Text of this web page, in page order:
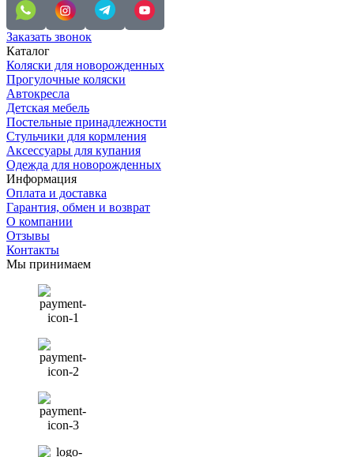
Заказать звонок
Каталог
Коляски для новорожденных
Прогулочные коляски
Автокресла
Детская мебель
Постельные принадлежности
Стульчики для кормления
Аксессуары для купания
Одежда для новорожденных
Информация
Оплата и доставка
Гарантия, обмен и возврат
О компании
Отзывы
Контакты
Мы принимаем